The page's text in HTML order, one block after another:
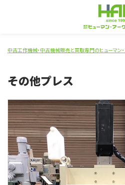
中古工作機械・中古機械販売と買取専門のヒューマン・
その他プレス